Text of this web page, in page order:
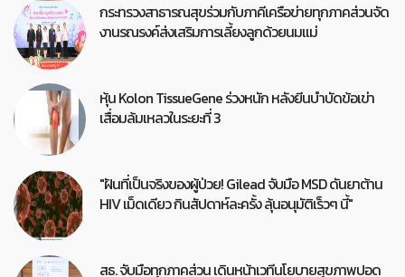
กระทรวงสาธารณสุขร่วมกับภาคีเครือข่ายทุกภาคส่วนจัด
งานรณรงค์ส่งเสริมการเลี้ยงลูกด้วยนมแม่
หุ้น Kolon TissueGene ร่วงหนัก หลังยีนบำบัดข้อเข่า
เสื่อมล้มเหลวในระยะที่ 3
"ฝันที่เป็นจริงของผู้ป่วย! Gilead จับมือ MSD ดันยาต้าน
HIV เม็ดเดียว กินสัปดาห์ละครั้ง ลุ้นอนุมัติเร็วๆ นี้"
สธ. จับมือทุกภาคส่วน เดินหน้าเวทีนโยบายสุขภาพปอด